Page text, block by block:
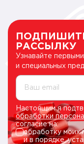
РАССЫЛКУ
Узнавайте
и специальных
Ваш email
Настоящим я
обработки
согласие на:
обработку моих
и в порядке,